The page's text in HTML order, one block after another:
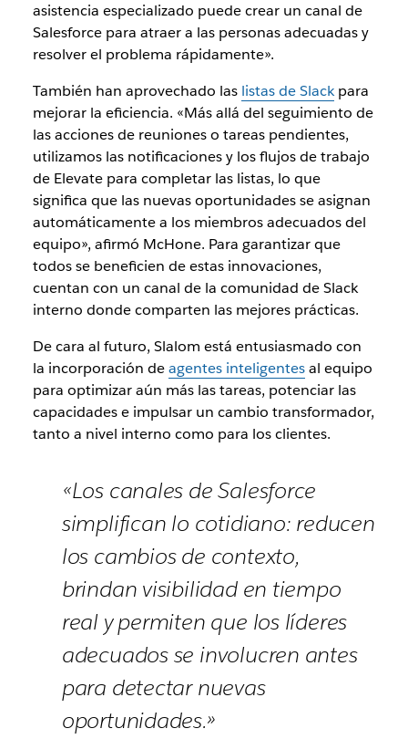
asistencia especializado puede crear un canal de
Salesforce para atraer a las personas adecuadas y
resolver el problema rápidamente».
También han aprovechado las listas de Slackpara
mejorar la eficiencia. «Más allá del seguimiento de
las acciones de reuniones o tareas pendientes,
utilizamos las notificaciones y los flujos de trabajo
de Elevate para completar las listas, lo que
significa que las nuevas oportunidades se asignan
automáticamente a los miembros adecuados del
equipo», afirmó McHone. Para garantizar que
todos se beneficien de estas innovaciones,
cuentan con un canal de la comunidad de Slack
interno donde comparten las mejores prácticas.
De cara al futuro, Slalom está entusiasmado con
la incorporación deagentes inteligentesal equipo
para optimizar aún más las tareas, potenciar las
capacidades e impulsar un cambio transformador,
tanto a nivel interno como para los clientes.
«Los canales de Salesforce
simplifican lo cotidiano: reducen
los cambios de contexto,
brindan visibilidad en tiempo
real y permiten que los líderes
adecuados se involucren antes
para detectar nuevas
oportunidades.»